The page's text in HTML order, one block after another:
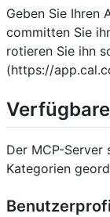
Geben Sie Ihren
committen Sie
rotieren Sie ihn
(https://
Der MCP-
Kategorien